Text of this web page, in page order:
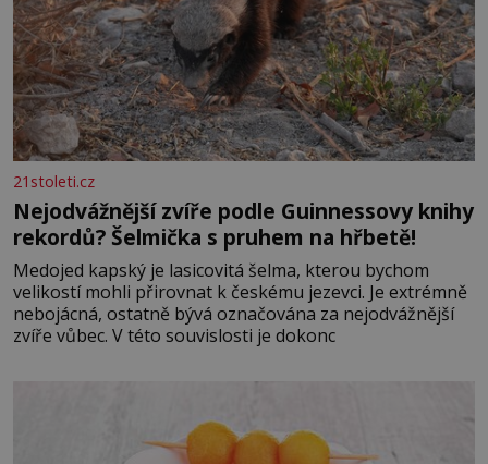
21stoleti.cz
Nejodvážnější zvíře podle Guinnessovy knihy
rekordů? Šelmička s pruhem na hřbetě!
Medojed kapský je lasicovitá šelma, kterou bychom
velikostí mohli přirovnat k českému jezevci. Je extrémně
nebojácná, ostatně bývá označována za nejodvážnější
zvíře vůbec. V této souvislosti je dokonc